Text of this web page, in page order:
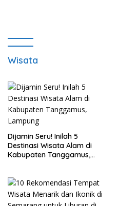
Wisata
Dijamin Seru! Inilah 5
Destinasi Wisata Alam di
Kabupaten Tanggamus,